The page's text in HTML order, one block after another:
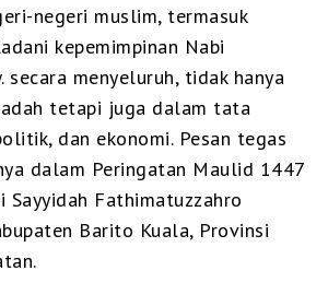
negeri muslim, termasuk
kepemimpinan Nabi
secara menyeluruh, tidak hanya
tetapi juga dalam tata
dan ekonomi. Pesan tegas
dalam Peringatan Maulid 1447
Sayyidah Fathimatuzzahro
Barito Kuala, Provinsi